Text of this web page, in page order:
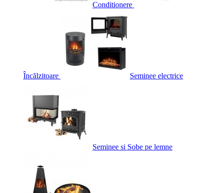
Conditionere
Încălzitoare Seminee electrice
Seminee si Sobe pe lemne